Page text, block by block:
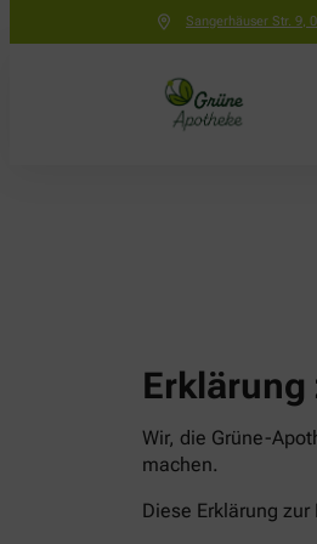
Sangerhäuser Str. 9,
Wir, die Grüne-
machen.
Diese Erklärung